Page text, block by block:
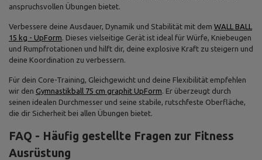
anspruchsvollen Übungen bietet.
Verbessere deine Ausdauer, Dynamik und Stabilität mit dem WALL BALL
15 kg - UpForm. Dieses vielseitige Gerät ist ideal für Würfe, Kniebeugen
und Rumpfrotationen und hilft dir, deine explosive Kraft zu steigern und
deine Koordination zu verbessern.
Für dein Core-Training, Gleichgewicht und deine Flexibilität empfehlen
wir den Gymnastikball 75 cm graphit UpForm. Er überzeugt durch
seinen idealen Durchmesser und seine stabile, rutschfeste Oberfläche,
die dir Sicherheit bei allen Übungen bietet.
FAQ - Häufig gestellte Fragen zur Fitness
Ausrüstung